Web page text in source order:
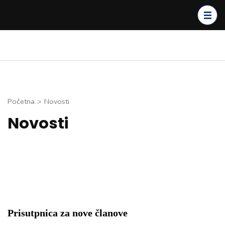
Enter)
Početna > Novosti
Novosti
Prisutpnica za nove članove